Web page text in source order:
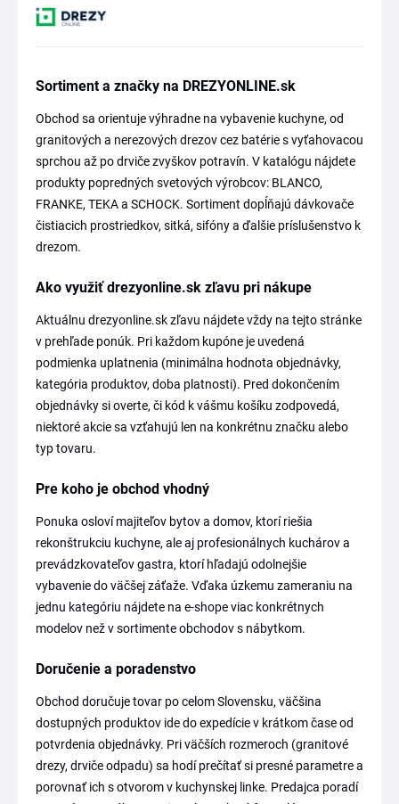
Sortiment a značky na DREZYONLINE.sk
Obchod sa orientuje výhradne na vybavenie kuchyne, od
granitových a nerezových drezov cez batérie s vyťahovacou
sprchou až po drviče zvyškov potravín. V katalógu nájdete
produkty popredných svetových výrobcov: BLANCO,
FRANKE, TEKA a SCHOCK. Sortiment dopĺňajú dávkovače
čistiacich prostriedkov, sitká, sifóny a ďalšie príslušenstvo k
drezom.
Ako využiť drezyonline.sk zľavu pri nákupe
Aktuálnu drezyonline.sk zľavu nájdete vždy na tejto stránke
v prehľade ponúk. Pri každom kupóne je uvedená
podmienka uplatnenia (minimálna hodnota objednávky,
kategória produktov, doba platnosti). Pred dokončením
objednávky si overte, či kód k vášmu košíku zodpovedá,
niektoré akcie sa vzťahujú len na konkrétnu značku alebo
typ tovaru.
Pre koho je obchod vhodný
Ponuka osloví majiteľov bytov a domov, ktorí riešia
rekonštrukciu kuchyne, ale aj profesionálnych kuchárov a
prevádzkovateľov gastra, ktorí hľadajú odolnejšie
vybavenie do väčšej záťaže. Vďaka úzkemu zameraniu na
jednu kategóriu nájdete na e-shope viac konkrétnych
modelov než v sortimente obchodov s nábytkom.
Doručenie a poradenstvo
Obchod doručuje tovar po celom Slovensku, väčšina
dostupných produktov ide do expedície v krátkom čase od
potvrdenia objednávky. Pri väčších rozmeroch (granitové
drezy, drviče odpadu) sa hodí prečítať si presné parametre a
porovnať ich s otvorom v kuchynskej linke. Predajca poradí